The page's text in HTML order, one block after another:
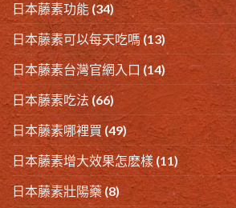
日本藤素功能(34)
日本藤素可以每天吃嗎 (13)
日本藤素台灣官網入口 (14)
日本藤素吃法 (66)
日本藤素哪裡買 (49)
日本藤素增大效果怎麽樣 (11)
日本藤素壯陽藥(8)